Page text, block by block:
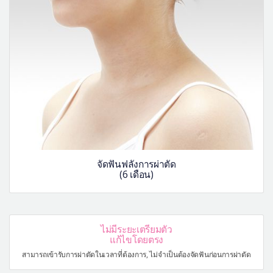
จัดฟันฟลังการผ่าตัด
(6 เดือน)
ไม่มีระยะเตรียมตัว
แก้ไขโดยตรง
สามารถเข้ารับการผ่าตัดในเวลาที่ต้องการ, ไม่จำเป็นต้องจัดฟันก่อนการผ่าตัด